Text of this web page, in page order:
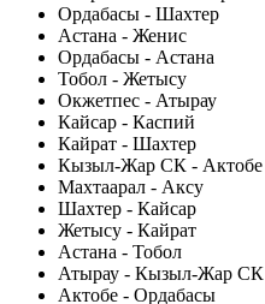
Ордабасы - Шахтер
Астана - Женис
Ордабасы - Астана
Тобол - Жетысу
Окжетпес - Атырау
Кайсар - Каспий
Кайрат - Шахтер
Кызыл-Жар СК - Актобе
Махтаарал - Аксу
Шахтер - Кайсар
Жетысу - Кайрат
Астана - Тобол
Атырау - Кызыл-Жар СК
Актобе - Ордабасы